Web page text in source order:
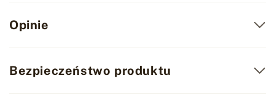
Opinie
Bezpieczeństwo produktu